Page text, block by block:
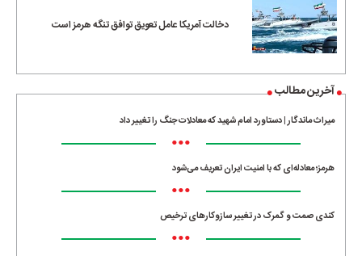
دخالت آمریکا عامل تعویق توافق تنگه هرمز است
آخرین مطالب
میراث ماندگار | دستاورد امام شهید که معادلات جنگ را تغییر داد
•••
هرمز؛ معادله‌ای که با امنیت ایران تعریف می‌شود
•••
کندی صمت و گمرک در تغییر سازوکارهای ترخیص
•••